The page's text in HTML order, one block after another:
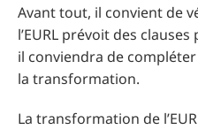
Avant tout, il convient de
l’EURL prévoit des
il conviendra de
la transformation.
La transformation de